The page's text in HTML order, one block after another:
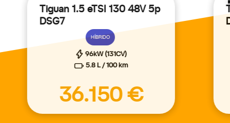
Tiguan 1.5 eTSI 130 48V 5p
DSG7
HÍBRIDO
96kW (131CV)
5.8 L / 100 km
36.150 €